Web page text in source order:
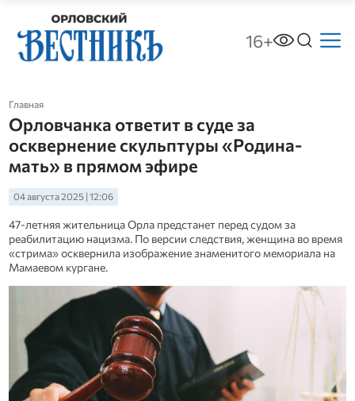
16+
Главная
Орловчанка ответит в суде за
осквернение скульптуры «Родина-
мать» в прямом эфире
04 августа 2025 | 12:06
47-летняя жительница Орла предстанет перед судом за
реабилитацию нацизма. По версии следствия, женщина во время
«стрима» осквернила изображение знаменитого мемориала на
Мамаевом кургане.